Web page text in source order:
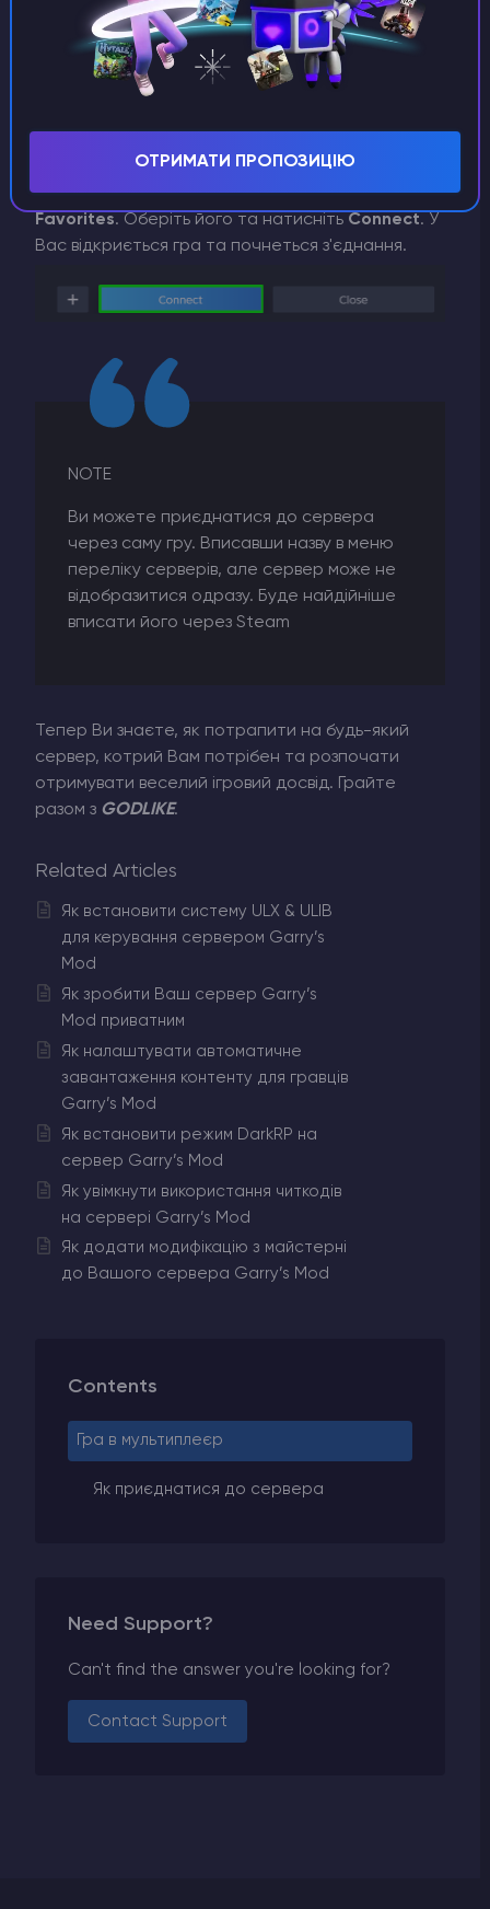
4)Тепер Ви побачите цей сервер в переліку
Favorites. Оберіть його та натисніть Connect. У
Вас відкриється гра та почнеться з'єднання.
NOTE
Ви можете приєднатися до сервера
через саму гру. Вписавши назву в меню
переліку серверів, але сервер може не
відобразитися одразу. Буде найдійніше
вписати його через Steam
Тепер Ви знаєте, як потрапити на будь-який
сервер, котрий Вам потрібен та розпочати
отримувати веселий ігровий досвід. Грайте
разом з GODLIKE.
Related Articles
Як встановити систему ULX & ULIB
для керування сервером Garry’s
Mod
Як зробити Ваш сервер Garry’s
Mod приватним
Як налаштувати автоматичне
завантаження контенту для гравців
Garry’s Mod
Як встановити режим DarkRP на
сервер Garry’s Mod
Як увімкнути використання читкодів
на сервері Garry’s Mod
Як додати модифікацію з майстерні
до Вашого сервера Garry’s Mod
Contents
Гра в мультиплеєр
Як приєднатися до сервера
Need Support?
Can't find the answer you're looking for?
Contact Support
ОТРИМАТИ ПРОПОЗИЦІЮ